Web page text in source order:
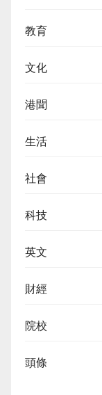
教育
文化
港聞
生活
社會
科技
英文
財經
院校
頭條